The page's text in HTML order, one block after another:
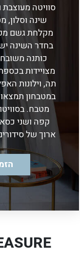
שינה וסלון,
מקלחת גשם
בחדר השינה
כותנה
מצויידות
תה, וילונות
במטבחון
מטבח.
קפה ושני
ארוך של